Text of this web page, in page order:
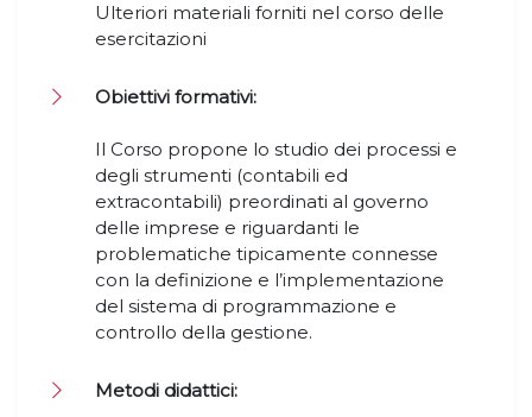
Ulteriori materiali forniti nel corso delle
esercitazioni
Obiettivi formativi:
Il Corso propone lo studio dei processi e
degli strumenti (contabili ed
extracontabili) preordinati al governo
delle imprese e riguardanti le
problematiche tipicamente connesse
con la definizione e l’implementazione
del sistema di programmazione e
controllo della gestione.
Metodi didattici: